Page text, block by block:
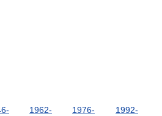
1962-
1976-
1992-